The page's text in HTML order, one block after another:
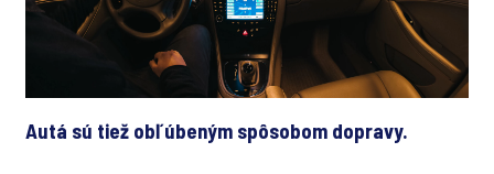
Autá sú tiež obľúbeným spôsobom dopravy.